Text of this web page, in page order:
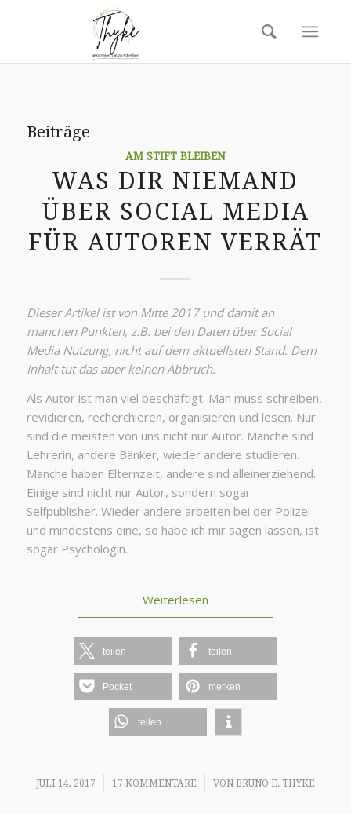
Beiträge
AM STIFT BLEIBEN
WAS DIR NIEMAND
ÜBER SOCIAL MEDIA
FÜR AUTOREN VERRÄT
Dieser Artikel ist von Mitte 2017 und damit an
manchen Punkten, z.B. bei den Daten über Social
Media Nutzung, nicht auf dem aktuellsten Stand. Dem
Inhalt tut das aber keinen Abbruch.
Als Autor ist man viel beschäftigt. Man muss schreiben,
revidieren, recherchieren, organisieren und lesen. Nur
sind die meisten von uns nicht nur Autor. Manche sind
Lehrerin, andere Bänker, wieder andere studieren.
Manche haben Elternzeit, andere sind alleinerziehend.
Einige sind nicht nur Autor, sondern sogar
Selfpublisher. Wieder andere arbeiten bei der Polizei
und mindestens eine, so habe ich mir sagen lassen, ist
sogar Psychologin.
Weiterlesen
teilen teilen
Pocket merken
teilen
JULI 14, 2017
/ 17 KOMMENTARE
/ VON BRUNO E. THYKE